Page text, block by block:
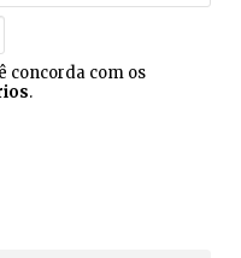
concorda com os
.